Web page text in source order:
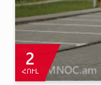
2
ՀՈՒԼ